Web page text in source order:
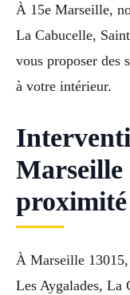
À 15e Marseille,
La Cabucelle,
vous proposer des
à votre intérieur.
Marseille
À Marseille
Les Aygalades, La